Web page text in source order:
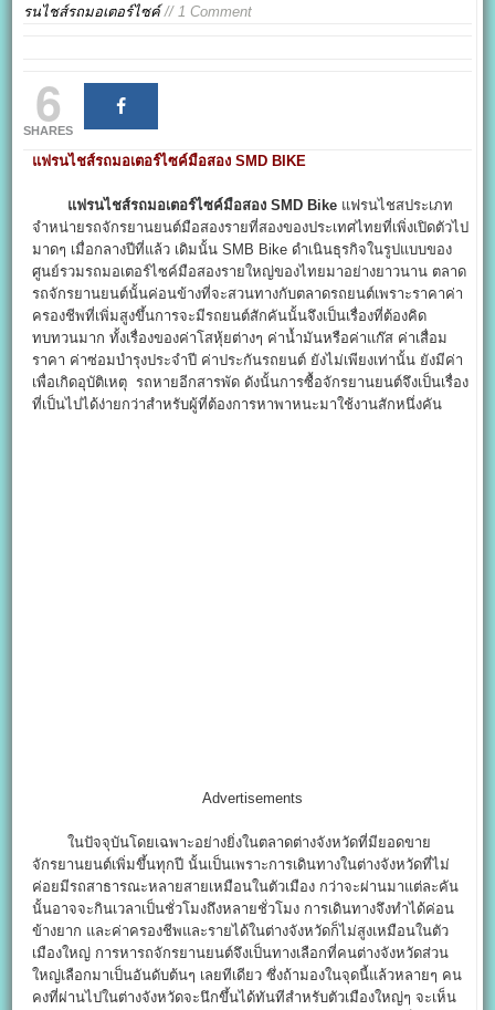
รนไชส์รถมอเตอร์ไซค์// 1 Comment
6
SHARES
แฟรนไชส์รถมอเตอร์ไซค์มือสอง SMD BIKE
แฟรนไชส์รถมอเตอร์ไซค์มือสอง SMD Bike แฟรนไชสประเภท
จำหน่ายรถจักรยานยนต์มือสองรายที่สองของประเทศไทยที่เพิ่งเปิดตัวไป
มาดๆ เมื่อกลางปีที่แล้ว เดิมนั้น SMB Bike ดำเนินธุรกิจในรูปแบบของ
ศูนย์รวมรถมอเตอร์ไซค์มือสองรายใหญ่ของไทยมาอย่างยาวนาน ตลาด
รถจักรยานยนต์นั้นค่อนข้างที่จะสวนทางกับตลาดรถยนต์เพราะราคาค่า
ครองชีพที่เพิ่มสูงขึ้นการจะมีรถยนต์สักคันนั้นจึงเป็นเรื่องที่ต้องคิด
ทบทวนมาก ทั้งเรื่องของค่าโสหุ้ยต่างๆ ค่าน้ำมันหรือค่าแก๊ส ค่าเสื่อม
ราคา ค่าซ่อมบำรุงประจำปี ค่าประกันรถยนต์ ยังไม่เพียงเท่านั้น ยังมีค่า
เพื่อเกิดอุบัติเหตุ รถหายอีกสารพัด ดังนั้นการซื้อจักรยานยนต์จึงเป็นเรื่อง
ที่เป็นไปได้ง่ายกว่าสำหรับผู้ที่ต้องการหาพาหนะมาใช้งานสักหนึ่งคัน
Advertisements
ในปัจจุบันโดยเฉพาะอย่างยิ่งในตลาดต่างจังหวัดที่มียอดขาย
จักรยานยนต์เพิ่มขึ้นทุกปี นั้นเป็นเพราะการเดินทางในต่างจังหวัดที่ไม่
ค่อยมีรถสาธารณะหลายสายเหมือนในตัวเมือง กว่าจะผ่านมาแต่ละคัน
นั้นอาจจะกินเวลาเป็นชั่วโมงถึงหลายชั่วโมง การเดินทางจึงทำได้ค่อน
ข้างยาก และค่าครองชีพและรายได้ในต่างจังหวัดก็ไม่สูงเหมือนในตัว
เมืองใหญ่ การหารถจักรยานยนต์จึงเป็นทางเลือกที่คนต่างจังหวัดส่วน
ใหญ่เลือกมาเป็นอันดับต้นๆ เลยทีเดียว ซึ่งถ้ามองในจุดนี้แล้วหลายๆ คน
คงที่ผ่านไปในต่างจังหวัดจะนึกขึ้นได้ทันทีสำหรับตัวเมืองใหญ่ๆ จะเห็น